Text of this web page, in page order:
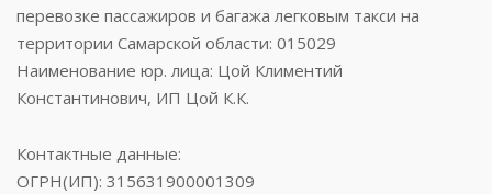
перевозке пассажиров и багажа легковым такси на
территории Самарской области: 015029
Наименование юр. лица: Цой Климентий
Константинович, ИП Цой К.К.
Контактные данные:
ОГРН(ИП): 315631900001309